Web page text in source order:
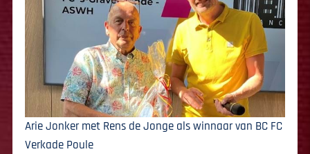
Arie Jonker met Rens de Jonge als winnaar van BC FC
Verkade Poule